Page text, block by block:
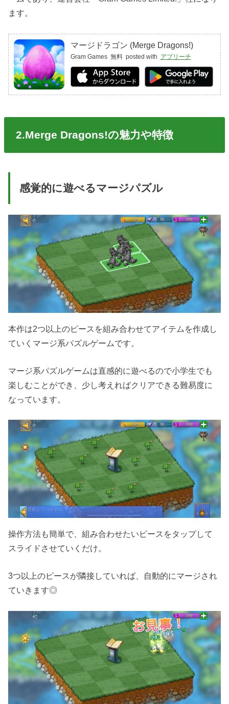
ます。
マージドラゴン (Merge Dragons!)
Gram Games 無料 posted with アプリーチ
2.Merge Dragons!の魅力や特徴
感覚的に遊べるマージパズル
本作は2つ以上のピースを組み合わせてアイテムを作成し
ていくマージ系パズルゲームです。
マージ系パズルゲームは直感的に遊べるので小学生でも
楽しむことができ、少し考えればクリアできる難易度に
なっています。
操作方法も簡単で、組み合わせたいピースをタップして
スライドさせていくだけ。
3つ以上のピースが隣接していれば、自動的にマージされ
ていきます◎